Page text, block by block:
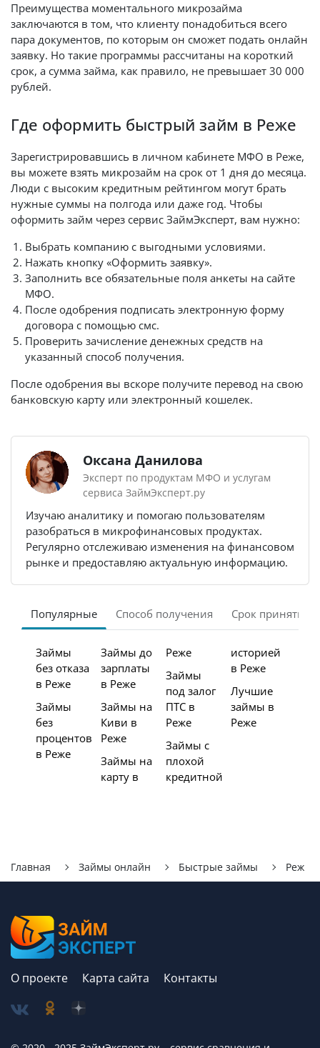
Преимущества моментального микрозайма
заключаются в том, что клиенту понадобиться всего
пара документов, по которым он сможет подать онлайн
заявку. Но такие программы рассчитаны на короткий
срок, а сумма займа, как правило, не превышает 30 000
рублей.
Где оформить быстрый займ в Реже
Зарегистрировавшись в личном кабинете МФО в Реже,
вы можете взять микрозайм на срок от 1 дня до месяца.
Люди с высоким кредитным рейтингом могут брать
нужные суммы на полгода или даже год. Чтобы
оформить займ через сервис ЗаймЭксперт, вам нужно:
Выбрать компанию с выгодными условиями.
Нажать кнопку «Оформить заявку».
Заполнить все обязательные поля анкеты на сайте
МФО.
После одобрения подписать электронную форму
договора с помощью смс.
Проверить зачисление денежных средств на
указанный способ получения.
После одобрения вы вскоре получите перевод на свою
банковскую карту или электронный кошелек.
Оксана Данилова
Эксперт по продуктам МФО и услугам
сервиса ЗаймЭксперт.ру
Изучаю аналитику и помогаю пользователям
разобраться в микрофинансовых продуктах.
Регулярно отслеживаю изменения на финансовом
рынке и предоставляю актуальную информацию.
Популярные Способ получения Срок принятия
Займы
без отказа
в Реже
Займы
без
процентов
в Реже
Займы до
зарплаты
в Реже
Займы на
Киви в
Реже
Займы на
карту в
Реже
Займы
под залог
ПТС в
Реже
Займы с
плохой
кредитной
историей
в Реже
Лучшие
займы в
Реже
Главная Займы онлайн Быстрые займы Реж
О проекте Карта сайта Контакты